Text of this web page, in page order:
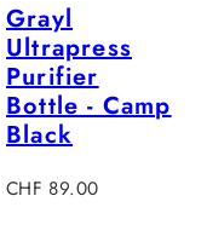
Grayl
Ultrapress
Purifier
Bottle - Camp
Black
Regulärer
CHF 89.00